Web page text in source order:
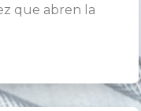
que abren la